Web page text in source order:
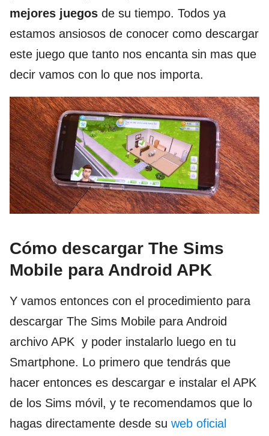
mejores juegos de su tiempo. Todos ya
estamos ansiosos de conocer como descargar
este juego que tanto nos encanta sin mas que
decir vamos con lo que nos importa.
Cómo descargar The Sims
Mobile para Android APK
Y vamos entonces con el procedimiento para
descargar The Sims Mobile para Android
archivo APK y poder instalarlo luego en tu
Smartphone. Lo primero que tendrás que
hacer entonces es descargar e instalar el APK
de los Sims móvil, y te recomendamos que lo
hagas directamente desde su web oficial